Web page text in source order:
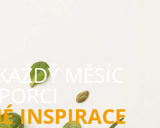
MĚSÍC
PORCI
INSPIRACE